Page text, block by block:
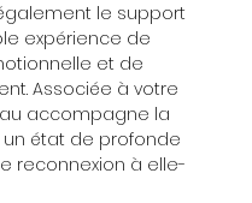
le support
expérience de
et de
Associée à votre
accompagne la
état de profonde
reconnexion à elle-